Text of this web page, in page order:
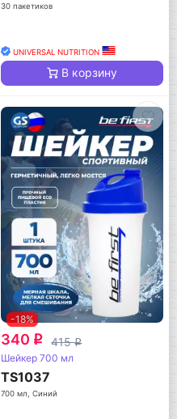
30 пакетиков
UNIVERSAL NUTRITION
В корзину
-18%
340 q 415q
Шейкер 700 мл
TS1037
700 мл, Синий